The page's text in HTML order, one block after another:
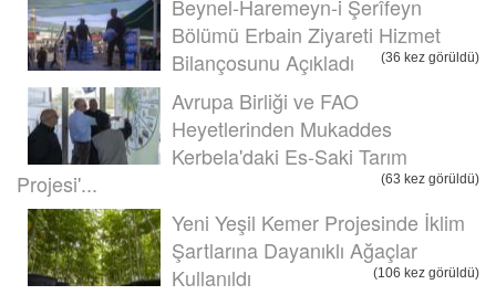
Beynel-Haremeyn-i Şerîfeyn
Bölümü Erbain Ziyareti Hizmet
Bilançosunu Açıkladı
(36 kez görüldü)
Avrupa Birliği ve FAO
Heyetlerinden Mukaddes
Kerbela'daki Es-Saki Tarım
Projesi'...
(63 kez görüldü)
Yeni Yeşil Kemer Projesinde İklim
Şartlarına Dayanıklı Ağaçlar
Kullanıldı
(106 kez görüldü)